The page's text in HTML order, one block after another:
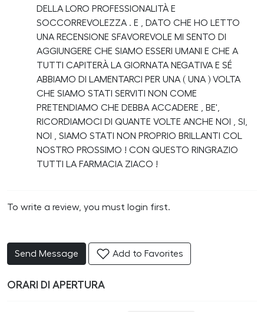
DELLA LORO PROFESSIONALITÀ E
SOCCORREVOLEZZA . E , DATO CHE HO LETTO
UNA RECENSIONE SFAVOREVOLE MI SENTO DI
AGGIUNGERE CHE SIAMO ESSERI UMANI E CHE A
TUTTI CAPITERÀ LA GIORNATA NEGATIVA E SÉ
ABBIAMO DI LAMENTARCI PER UNA ( UNA ) VOLTA
CHE SIAMO STATI SERVITI NON COME
PRETENDIAMO CHE DEBBA ACCADERE , BE',
RICORDIAMOCI DI QUANTE VOLTE ANCHE NOI , SI,
NOI , SIAMO STATI NON PROPRIO BRILLANTI COL
NOSTRO PROSSIMO ! CON QUESTO RINGRAZIO
TUTTI LA FARMACIA ZIACO !
To write a review, you must login first.
Send Message Add to Favorites
ORARI DI APERTURA